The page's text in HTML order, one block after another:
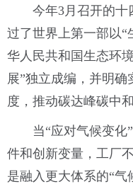
今年3月召开的十
过了世界上第一部以
华人民共和国生态环
展”独立成编，并明确
度，推动碳达峰碳中
当“应对气候变化
件和创新变量，工厂
是融入更大体系的“气